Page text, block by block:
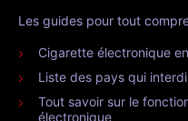
Les guides pour tout
Cigarette électronique
Liste des pays qui
Tout savoir sur le
électronique